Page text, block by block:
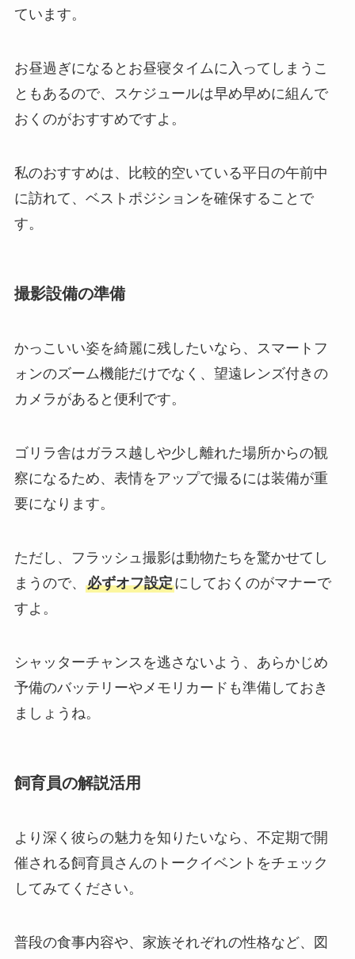
ています。
お昼過ぎになるとお昼寝タイムに入ってしまうこ
ともあるので、スケジュールは早め早めに組んで
おくのがおすすめですよ。
私のおすすめは、比較的空いている平日の午前中
に訪れて、ベストポジションを確保することで
す。
撮影設備の準備
かっこいい姿を綺麗に残したいなら、スマートフ
ォンのズーム機能だけでなく、望遠レンズ付きの
カメラがあると便利です。
ゴリラ舎はガラス越しや少し離れた場所からの観
察になるため、表情をアップで撮るには装備が重
要になります。
ただし、フラッシュ撮影は動物たちを驚かせてし
まうので、 必ずオフ設定にしておくのがマナーで
すよ。
シャッターチャンスを逃さないよう、あらかじめ
予備のバッテリーやメモリカードも準備しておき
ましょうね。
飼育員の解説活用
より深く彼らの魅力を知りたいなら、不定期で開
催される飼育員さんのトークイベントをチェック
してみてください。
普段の食事内容や、家族それぞれの性格など、図